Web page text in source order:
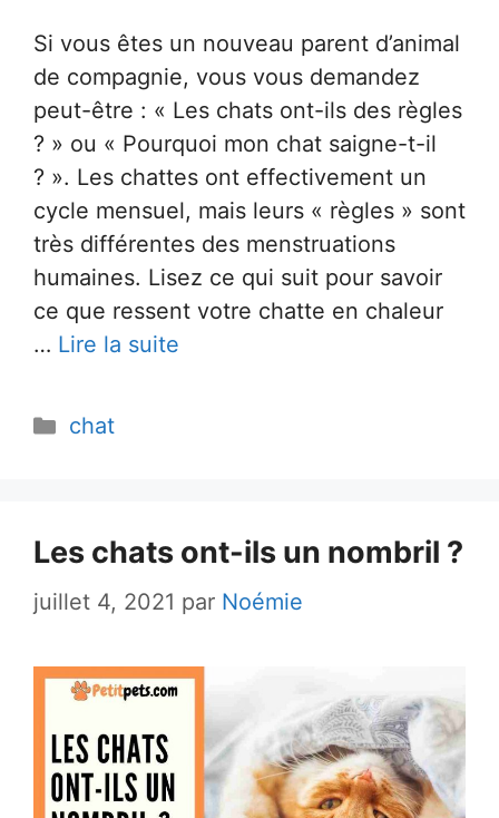
Si vous êtes un nouveau parent d’animal
de compagnie, vous vous demandez
peut-être : « Les chats ont-ils des règles
? » ou « Pourquoi mon chat saigne-t-il
? ». Les chattes ont effectivement un
cycle mensuel, mais leurs « règles » sont
très différentes des menstruations
humaines. Lisez ce qui suit pour savoir
ce que ressent votre chatte en chaleur
… Lire la suite
Catégories
chat
Les chats ont-ils un nombril ?
juillet 4, 2021 par Noémie